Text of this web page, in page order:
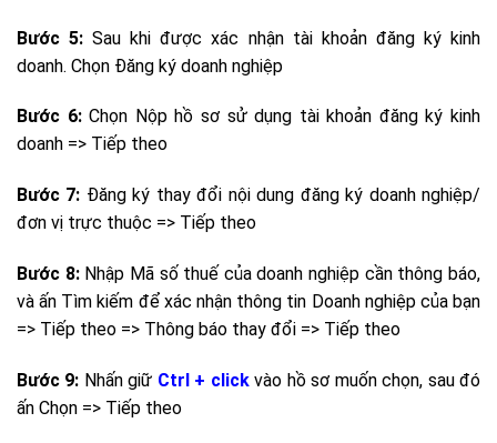
Bước 5: Sau khi được xác nhận tài khoản đăng ký kinh
doanh. Chọn Đăng ký doanh nghiệp
Bước 6:Chọn Nộp hồ sơ sử dụng tài khoản đăng ký kinh
doanh => Tiếp theo
Bước 7: Đăng ký thay đổi nội dung đăng ký doanh nghiệp/
đơn vị trực thuộc => Tiếp theo
Bước 8:Nhập Mã số thuế của doanh nghiệp cần thông báo,
và ấn Tìm kiếm để xác nhận thông tin Doanh nghiệp của bạn
=> Tiếp theo => Thông báo thay đổi => Tiếp theo
Bước 9: Nhấn giữ Ctrl + clickvào hồ sơ muốn chọn, sau đó
ấn Chọn => Tiếp theo